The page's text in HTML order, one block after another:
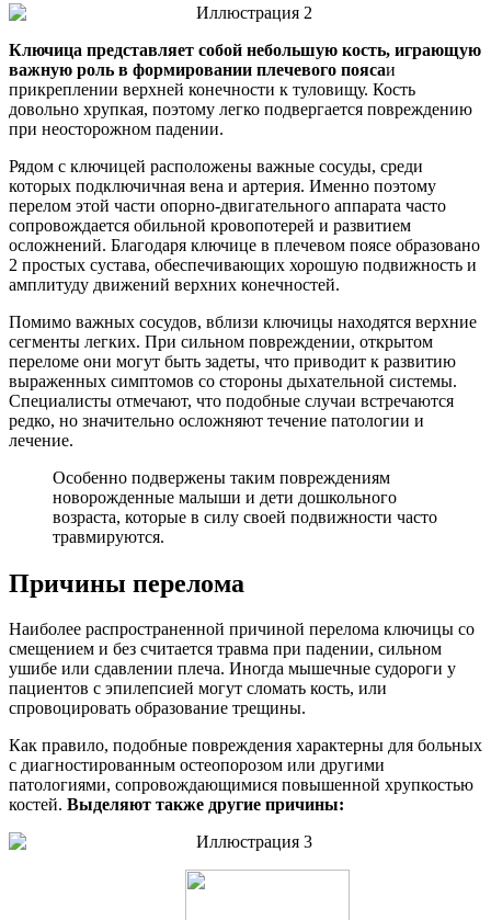
Ключица представляет собой небольшую кость, играющую
важную роль в формировании плечевого поясаи
прикреплении верхней конечности к туловищу. Кость
довольно хрупкая, поэтому легко подвергается повреждению
при неосторожном падении.
Рядом с ключицей расположены важные сосуды, среди
которых подключичная вена и артерия. Именно поэтому
перелом этой части опорно-двигательного аппарата часто
сопровождается обильной кровопотерей и развитием
осложнений. Благодаря ключице в плечевом поясе образовано
2 простых сустава, обеспечивающих хорошую подвижность и
амплитуду движений верхних конечностей.
Помимо важных сосудов, вблизи ключицы находятся верхние
сегменты легких. При сильном повреждении, открытом
переломе они могут быть задеты, что приводит к развитию
выраженных симптомов со стороны дыхательной системы.
Специалисты отмечают, что подобные случаи встречаются
редко, но значительно осложняют течение патологии и
лечение.
Особенно подвержены таким повреждениям
новорожденные малыши и дети дошкольного
возраста, которые в силу своей подвижности часто
травмируются.
Причины перелома
Наиболее распространенной причиной перелома ключицы со
смещением и без считается травма при падении, сильном
ушибе или сдавлении плеча. Иногда мышечные судороги у
пациентов с эпилепсией могут сломать кость, или
спровоцировать образование трещины.
Как правило, подобные повреждения характерны для больных
с диагностированным остеопорозом или другими
патологиями, сопровождающимися повышенной хрупкостью
костей. Выделяют также другие причины: